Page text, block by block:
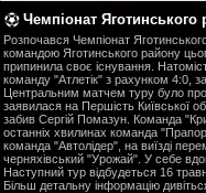
Чемпіонат Яготинського
Розпочався Чемпіонат
командою Яготинського району
припинила своє існування.
команду "Атлетік" з рахунком 4:0,
Центральним матчем туру було
заявилася на Першість Київської
забив Сергій Помазун. Команда
останніх хвилинах команда
команда "Автолідер", на виїзді
черняхівський "Урожай". У себе
Наступний тур відбудеться 16
Більш детальну інформацію